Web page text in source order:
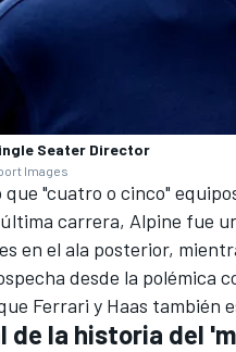
Seater Director
Images
que "cuatro o cinco"
carrera, Alpine fue
en el ala posterior,
desde la polémica
Ferrari y Haas también
la historia del